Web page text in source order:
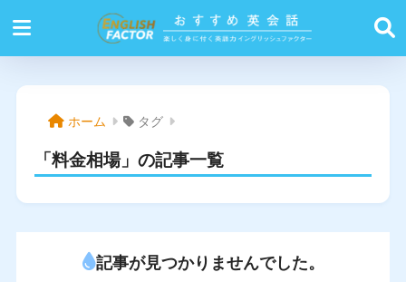
ホーム タグ
「料金相場」の記事一覧
記事が見つかりませんでした。